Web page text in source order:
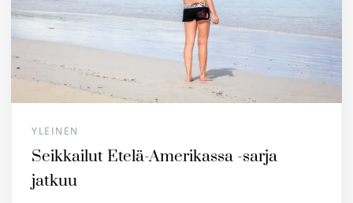
YLEINEN
Seikkailut Etelä-Amerikassa -sarja
jatkuu